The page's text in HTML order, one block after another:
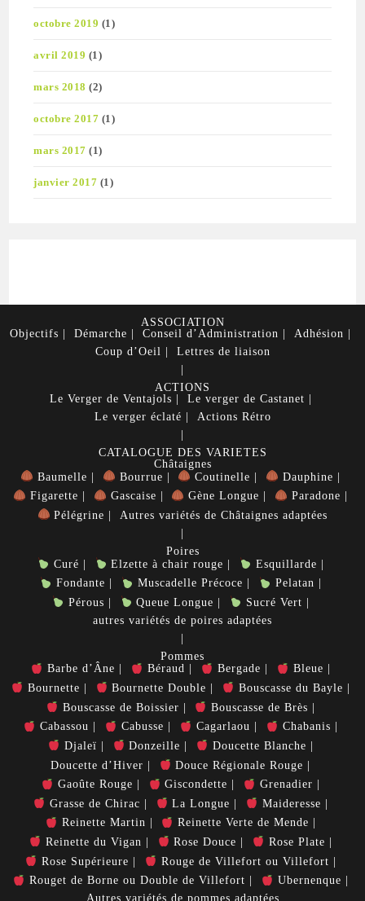
octobre 2019 (1)
avril 2019 (1)
mars 2018 (2)
octobre 2017 (1)
mars 2017 (1)
janvier 2017 (1)
ASSOCIATION
Objectifs
Démarche Conseil d’Administration
Adhésion
Coup d’Oeil
Lettres de liaison
ACTIONS
Le Verger de Ventajols
Le verger de Castanet
Le verger éclaté
Actions Rétro
CATALOGUE DES VARIETES
Châtaignes
Baumelle
Bourrue Coutinelle
Dauphine
Figarette
Gascaise Gène Longue
Paradone
Pélégrine
Autres variétés de Châtaignes adaptées
Poires
Curé
Elzette à chair rouge
Esquillarde
Fondante
Muscadelle Précoce
Pelatan
Pérous
Queue Longue
Sucré Vert
autres variétés de poires adaptées
Pommes
Barbe d’Âne
Béraud Bergade
Bleue
Bournette
Bournette Double
Bouscasse du Bayle
Bouscasse de Boissier
Bouscasse de Brès
Cabassou
Cabusse Cagarlaou
Chabanis
Djaleï
Donzeille
Doucette Blanche
Doucette d’Hiver
Douce Régionale Rouge
Gaoûte Rouge
Giscondette
Grenadier
Grasse de Chirac
La Longue
Maideresse
Reinette Martin
Reinette Verte de Mende
Reinette du Vigan
Rose Douce
Rose Plate
Rose Supérieure
Rouge de Villefort ou Villefort
Rouget de Borne ou Double de Villefort
Ubernenque
Autres variétés de pommes adaptées